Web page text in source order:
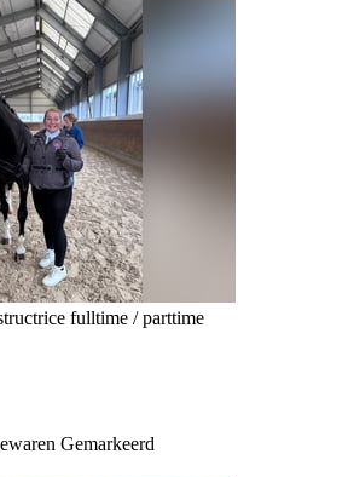
fulltime / parttime
Gemarkeerd